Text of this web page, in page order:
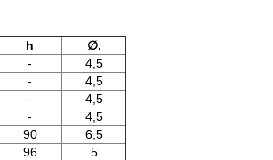
h
∅.
-
4,5
-
4,5
-
4,5
-
4,5
90
6,5
96 5